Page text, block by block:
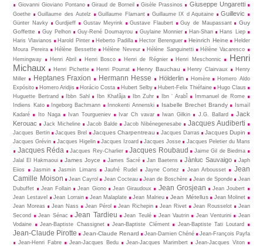
Giovanni Gioviano Pontano
Giraud de Borneil Gisèle Prassinos Giuseppe Ungaretti
Goethe Guillaume des Autelz Guillaume Flamant Guillaume IX d Aquitaine Guillevic
Günter Navky Gurdjieff Gustav Meyrink Gustave Flaubert Guy de Maupassant
Guy
Goffette
Guy Pelhon Guy-René Dou­may­rou Guylaine Monnier Han-Shan
Hans Liep
Haris Vlavianos
Harold Pinter Heberto Padilla Hector Berenguer Heinrich Heine
Helder
Moura Pereira
Hélène Bessette Hélène Neveur Hélène Sanguinetti
Hélène Vacaresco
Hemingway
Henri Abril Henri Bosco Henri de Régnier Henri Meschonnic
Henri
Michaux
Henri Pichette Henri Pourrat Henry Bauchau Henry Clairvaux
Henry
Miller
Heptanes Fraxion Hermann Hesse Hölderlin Homère
Homero Aldo
Expósito
Homero Aridjis Horácio Costa Hubert Selby Hubert-Felix Thiéfaine
Hugo Claus
Huguette Bertrand
Ibbn Sahl Ibn Khafâja Ibn Zuhr Ibn ‘ Arabî
Immanuel de Rome
Indiens Kato
Ingeborg Bachmann Innokenti Annenski Isabelle Brechet Brandy
Ismaïl
Kadaré
Ito Naga Ivan Tourgueniev Ivar Ch vavar Iwan Gilkin J.G. Ballard
Jack
Kerouac
Jack Micheline Jacob Balde Jacob Nibénegenesabe Jacques Audiberti
Jacques Bertin Jacques Brel Jacques Charpentreau Jacques Darras Jacques Dupin
Jacques Grévin Jacques Higelin Jacques Izoard Jacques Josse Jacques Peletier du Mans
Jacques Réda Jacques Rey-Charlier Jacques Roubaud
Jaime Gil de Biedma
Jalal El Hakmaoui
James Joyce James Sacré Jan Baetens Jànluc Sauvaigo
Japh
Eiios
Jasmin Jasmin Limans Jaufré Rudel Jayne Cortez Jean Arbousset
Jean
Camille Moison
Jean Cayrol Jean Cocteau Jean de Boschère Jean de Sponde
Jean
Dubuffet
Jean Follain Jean Giono Jean Giraudoux Jean Grosjean
Jean Joubert
Jean Lestavel
Jean Lorrain Jean Malaplate Jean Malrieu Jean Métellus
Jean Molinet
Jean Moreas
Jean Nass Jean Pérol Jean Richepin Jean Rivet Jean Rousselot
Jean
Second
Jean Sénac Jean Tardieu Jean Teulé Jean Vautrin Jean Venturini
Jean
Vodaine
Jean-Baptiste Chassignet Jean-Baptiste Clément Jean-Baptiste Tati Loutard
Jean-Claude Pirotte Jean-Claude Renard Jean-Damien Chéné
Jean-François Payfa
Jean-Henri Fabre
Jean-Jacques Bedu Jean-Jacques Marimbert
Jean-Jacques Viton